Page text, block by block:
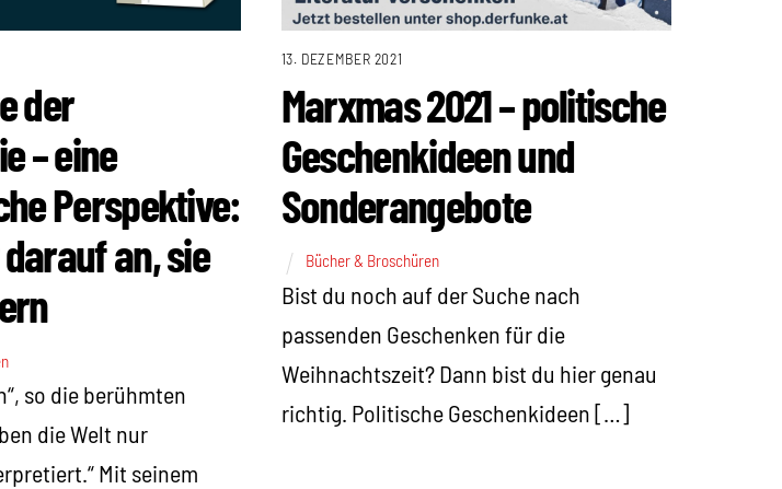
der
– eine
Perspektive:
an, sie
so die berühmten
die Welt nur
Mit seinem
13. DEZEMBER 2021
Marxmas 2021 – politische
Geschenkideen und
Sonderangebote
Bücher & Broschüren
Bist du noch auf der Suche nach
passenden Geschenken für die
Weihnachtszeit? Dann bist du hier genau
richtig. Politische Geschenkideen […]